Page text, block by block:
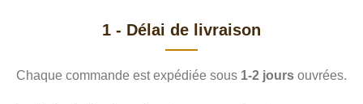
1 - Délai de livraison
Chaque commande est expédiée sous 1-2 joursouvrées.